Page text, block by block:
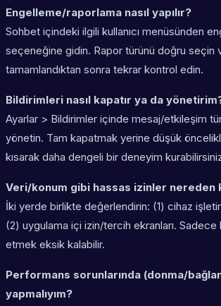
Engelleme/raporlama nasıl yapılır?
Sohbet içindeki ilgili kullanıcı menüsünden
seçeneğine gidin. Rapor türünü doğru seçin
tamamlandıktan sonra tekrar kontrol edin.
Bildirimleri nasıl kapatır ya da
Ayarlar > Bildirimler içinde mesaj/etkileşim
yönetin. Tam kapatmak yerine düşük
kısarak daha dengeli bir deneyim
Veri/konum gibi hassas izinler nereden
İki yerde birlikte değerlendirin: (1) cihaz
(2) uygulama içi izin/tercih ekranları. Sadece
etmek eksik kalabilir.
Performans sorunlarında (donma/
yapmalıyım?